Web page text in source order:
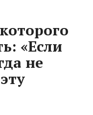
«Если
не